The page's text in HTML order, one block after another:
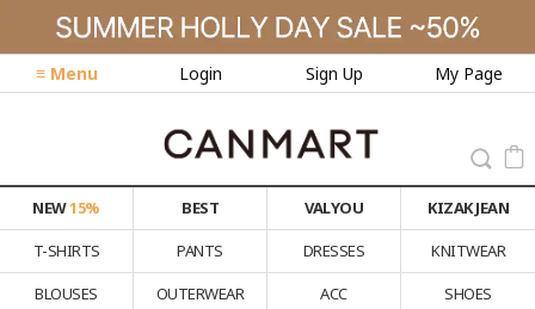
≡ Menu Login Sign Up My Page
NEW15% BEST VALYOU
KIZAK JEAN
T-SHIRTS
PANTS DRESSES
KNITWEAR
BLOUSES
OUTERWEAR ACC
SHOES